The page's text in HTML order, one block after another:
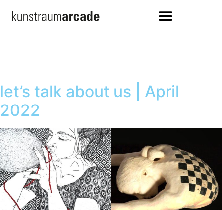
let’s talk about us | April
2022